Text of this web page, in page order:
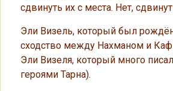
сдвинуть их с места. Нет,
Эли Визель, который был
сходство между Нахманом и
Эли Визеля, который много
героями Тарна).